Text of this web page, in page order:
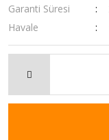
Garanti Süresi
Havale